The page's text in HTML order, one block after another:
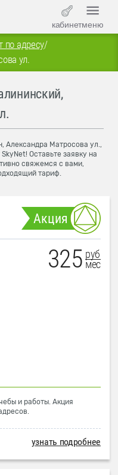
кабинетменю
по адресу/
ул.
Александра Матросова ул.,
Оставьте заявку на
свяжемся с вами,
тариф.
Акция
325 руб
мес
и работы. Акция
узнать подробнее